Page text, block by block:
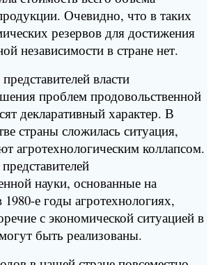
Очевидно, что в таких
резервов для достижения
независимости в стране нет.
власти
проблем продовольственной
декларативный характер. В
страны сложилась ситуация,
агротехнологическим коллапсом.
науки, основанные на
е годы агротехнологиях,
с экономической ситуацией в
быть реализованы.